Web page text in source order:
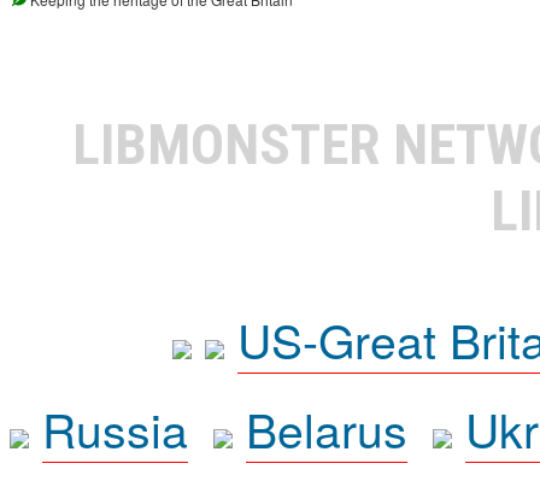
LIBMONSTER
US-Great
Russia
Belarus